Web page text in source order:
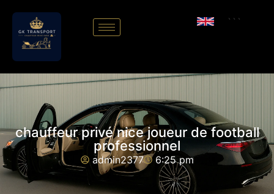
```
chauffeur privé nice joueur de football
professionnel
admin2377 6:25 pm